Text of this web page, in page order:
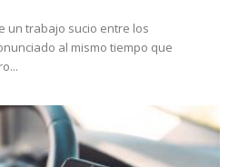
un trabajo sucio entre los
al mismo tiempo que